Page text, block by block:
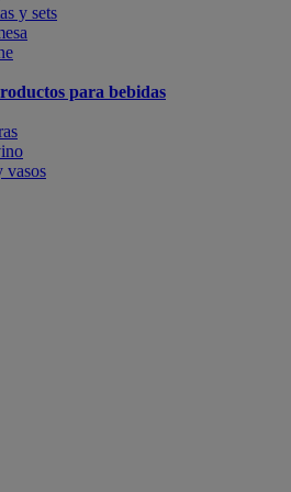
y sets
para bebidas
vasos